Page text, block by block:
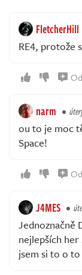
FletcherHill
RE4, protože
narm
ou to je moc
Space!
J4MES
Jednoznačně
nejlepších
jsem si to o